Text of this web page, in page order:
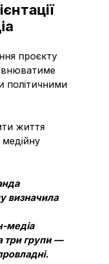
проєкту
політичними
життя
визначила
медіа
три групи —